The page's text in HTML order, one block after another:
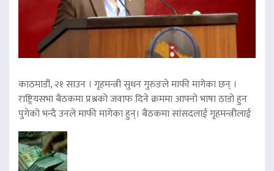
काठमाडौं, २१ साउन । गृहमन्त्री सुधन गुरुङले माफी मागेका छन् ।
राष्ट्रियसभा बैठकमा प्रश्नको जवाफ दिने क्रममा आफ्नो भाषा ठाडो हुन
पुगेको भन्दै उनले माफी मागेका हुन्। बैठकमा सांसदलाई गृहमन्त्रीलाई